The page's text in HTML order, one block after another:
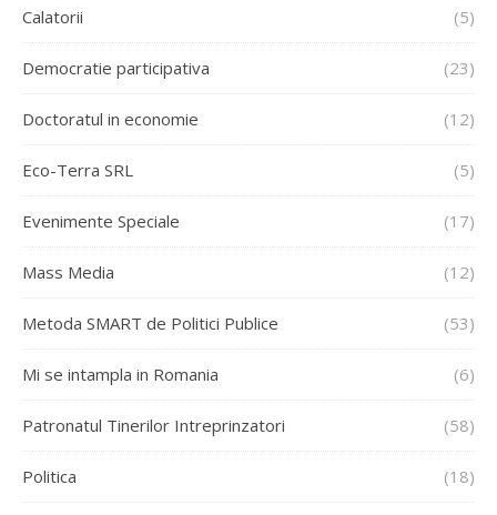
Calatorii (5)
Democratie participativa (23)
Doctoratul in economie (12)
Eco-Terra SRL (5)
Evenimente Speciale (17)
Mass Media (12)
Metoda SMART de Politici Publice (53)
Mi se intampla in Romania (6)
Patronatul Tinerilor Intreprinzatori (58)
Politica (18)